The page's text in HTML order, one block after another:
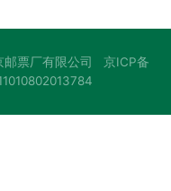
邮票厂有限公司 京ICP备